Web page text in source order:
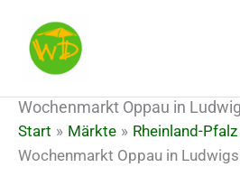
Inhalt
springen
Wochenmarkt Oppau in
Start Märkte
Rheinland-Pfalz
Wochenmarkt Oppau in